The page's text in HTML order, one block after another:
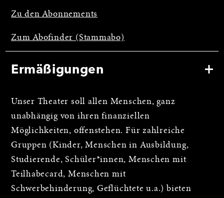
Zu den Abonnements
Zum Abofinder (Stammabo)
Ermäßigungen
Unser Theater soll allen Menschen, ganz
unabhängig von ihren finanziellen
Möglichkeiten, offenstehen. Für zahlreiche
Gruppen (Kinder, Menschen in Ausbildung,
Studierende, Schüler*innen, Menschen mit
Teilhabecard, Menschen mit
Schwerbehinderung, Geflüchtete u.a.) bieten